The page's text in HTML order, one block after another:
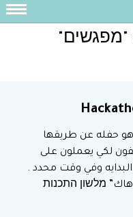
"מפגשים"
هاكتون في الانجليزيه Hackathon هو حفله عن طريقها
لكي يعملون على
وفي وقت محدد .
מלשון התכנות